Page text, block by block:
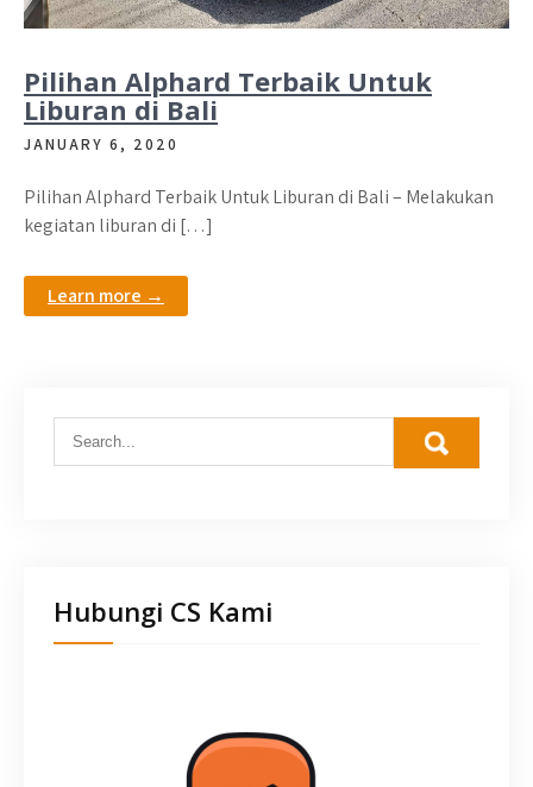
Pilihan Alphard Terbaik Untuk
Liburan di Bali
JANUARY 6, 2020
Pilihan Alphard Terbaik Untuk Liburan di Bali – Melakukan
kegiatan liburan di […]
Learn more →
Hubungi CS Kami